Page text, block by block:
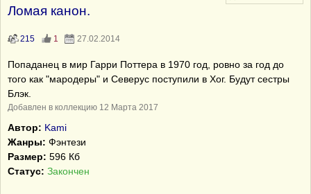
Ломая канон.
215 1 27.02.2014
Попаданец в мир Гарри Поттера в 1970 год, ровно за год до
того как "мародеры" и Северус поступили в Хог. Будут сестры
Блэк.
Добавлен в коллекцию 12 Марта 2017
Автор: Kami
Жанры: Фэнтези
Размер: 596 Кб
Статус: Закончен